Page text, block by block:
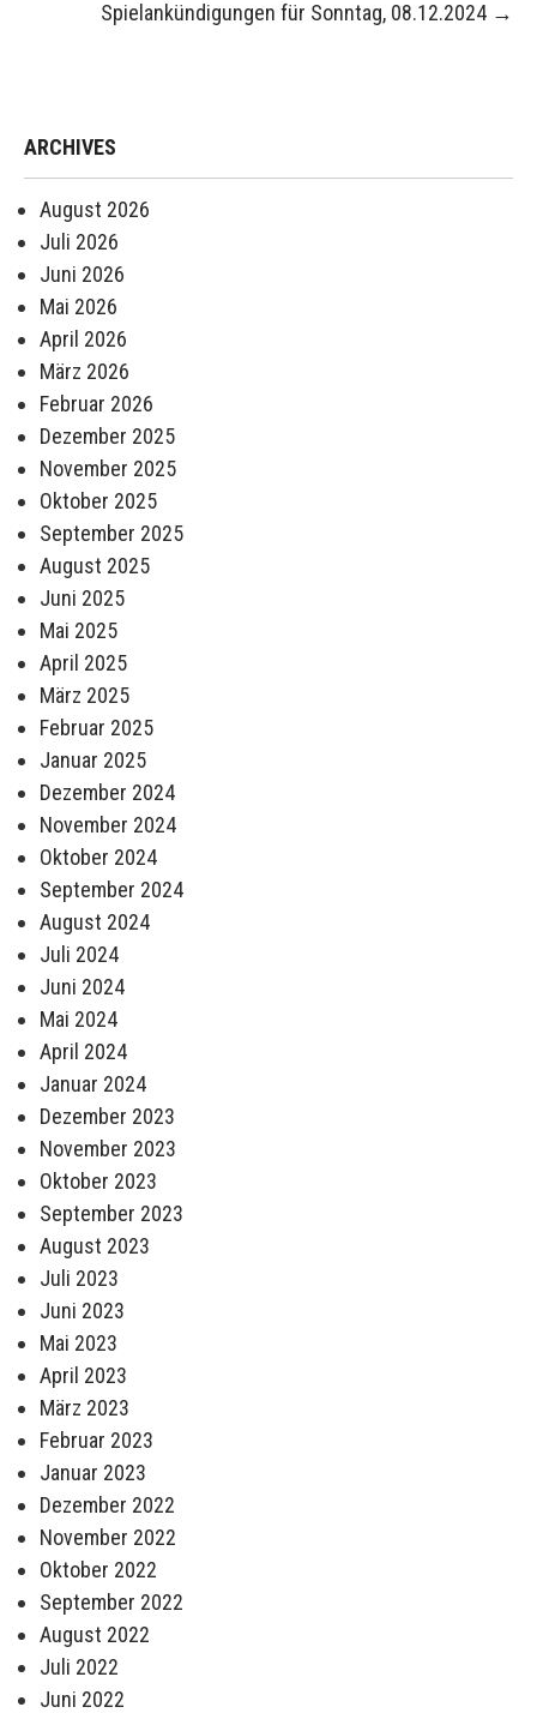
Spielankündigungen für Sonntag, 08.12.2024 →
ARCHIVES
August 2026
Juli 2026
Juni 2026
Mai 2026
April 2026
März 2026
Februar 2026
Dezember 2025
November 2025
Oktober 2025
September 2025
August 2025
Juni 2025
Mai 2025
April 2025
März 2025
Februar 2025
Januar 2025
Dezember 2024
November 2024
Oktober 2024
September 2024
August 2024
Juli 2024
Juni 2024
Mai 2024
April 2024
Januar 2024
Dezember 2023
November 2023
Oktober 2023
September 2023
August 2023
Juli 2023
Juni 2023
Mai 2023
April 2023
März 2023
Februar 2023
Januar 2023
Dezember 2022
November 2022
Oktober 2022
September 2022
August 2022
Juli 2022
Juni 2022